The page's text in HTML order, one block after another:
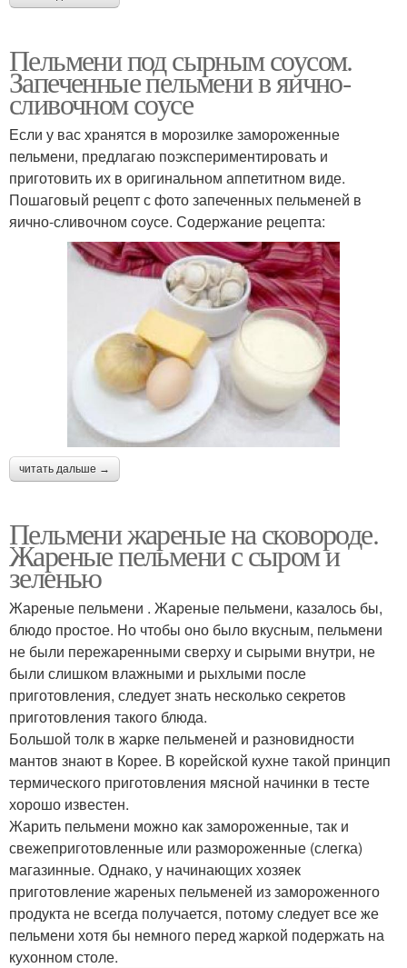
Пельмени под сырным соусом.
Запеченные пельмени в яично-
сливочном соусе
Если у вас хранятся в морозилке замороженные
пельмени, предлагаю поэкспериментировать и
приготовить их в оригинальном аппетитном виде.
Пошаговый рецепт с фото запеченных пельменей в
яично-сливочном соусе. Содержание рецепта:
читать дальше →
Пельмени жареные на сковороде.
Жареные пельмени с сыром и
зеленью
Жареные пельмени . Жареные пельмени, казалось бы,
блюдо простое. Но чтобы оно было вкусным, пельмени
не были пережаренными сверху и сырыми внутри, не
были слишком влажными и рыхлыми после
приготовления, следует знать несколько секретов
приготовления такого блюда.
Большой толк в жарке пельменей и разновидности
мантов знают в Корее. В корейской кухне такой принцип
термического приготовления мясной начинки в тесте
хорошо известен.
Жарить пельмени можно как замороженные, так и
свежеприготовленные или размороженные (слегка)
магазинные. Однако, у начинающих хозяек
приготовление жареных пельменей из замороженного
продукта не всегда получается, потому следует все же
пельмени хотя бы немного перед жаркой подержать на
кухонном столе.